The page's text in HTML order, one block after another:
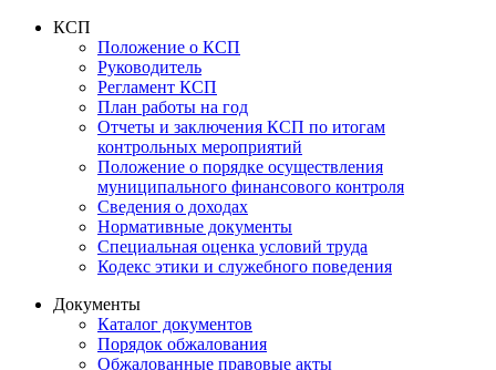
КСП
Положение о КСП
Руководитель
Регламент КСП
План работы на год
Отчеты и заключения КСП по итогам
контрольных мероприятий
Положение о порядке осуществления
муниципального финансового контроля
Сведения о доходах
Нормативные документы
Специальная оценка условий труда
Кодекс этики и служебного поведения
Документы
Каталог документов
Порядок обжалования
Обжалованные правовые акты